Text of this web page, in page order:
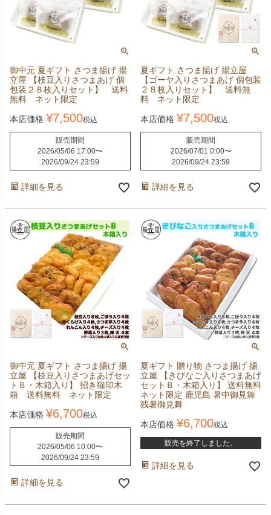
御中元 夏ギフト さつま揚げ 揚
立屋 【枝豆入りさつまあげ 個
包装２８枚入りセット】 送料
無料 ネット限定
本店価格 ¥7,500税込
販売期間
2026/05/06 17:00〜
2026/09/24 23:59
詳細を見る
夏ギフト さつま揚げ 揚立屋
【ゴーヤ入りさつまあげ 個包装
２８枚入りセット】 送料無
料 ネット限定
本店価格 ¥7,500税込
販売期間
2026/07/01 0:00〜
2026/09/24 23:59
詳細を見る
御中元 夏ギフト さつま揚げ 揚
立屋 【枝豆入りさつまあげセッ
トＢ・木箱入り】 招き猫印木
箱 送料無料 ネット限定
本店価格 ¥6,700税込
販売期間
2026/05/06 10:00〜
2026/09/24 23:59
詳細を見る
夏ギフト 贈り物 さつま揚げ 揚
立屋 【きびなご入りさつまあげ
セットＢ・木箱入り】 送料無料
ネット限定 鹿児島 暑中御見舞
残暑御見舞
本店価格 ¥6,700税込
販売を終了しました。
詳細を見る